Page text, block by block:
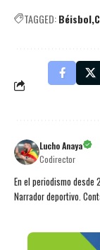
TAGGED:Béisbol
Lucho Anaya
Codirector
En el periodismo desde
Narrador deportivo.